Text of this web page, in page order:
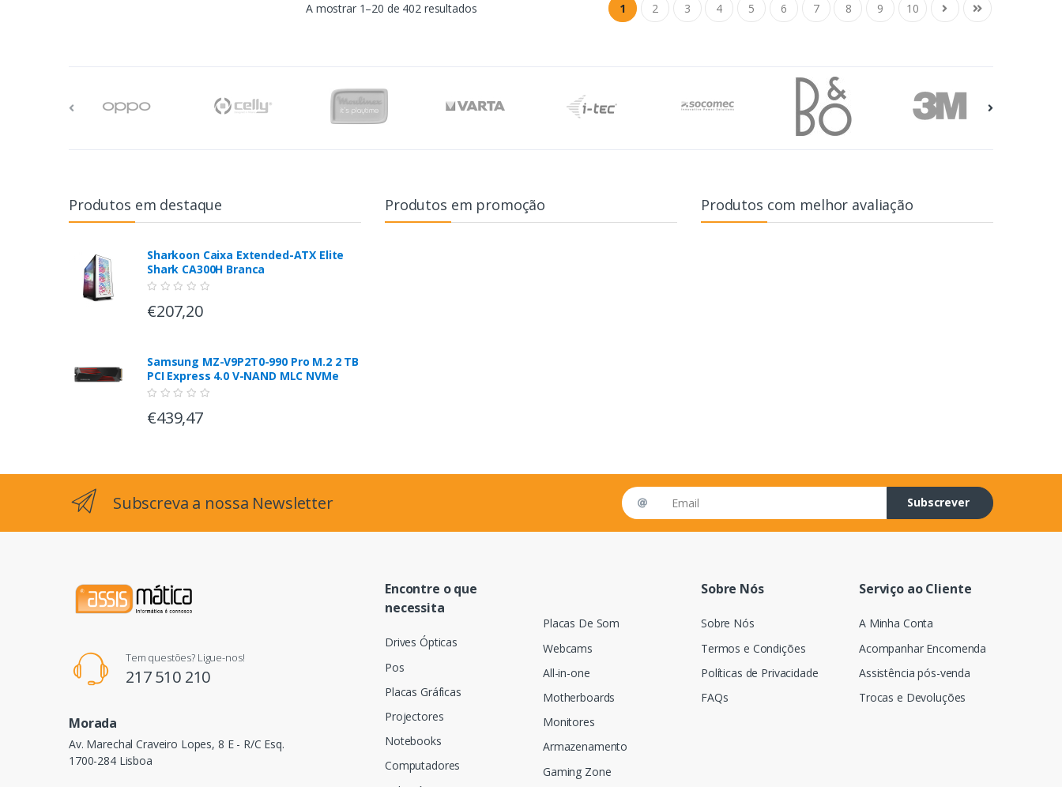
A mostrar 1–20 de 402 resultados 1 2 3 4 5 6 7 8 9 10
Produtos em destaque
Sharkoon Caixa Extended-ATX Elite
Shark CA300H Branca
€207,20
Samsung MZ-V9P2T0-990 Pro M.2 2 TB
PCI Express 4.0 V-NAND MLC NVMe
€439,47
Produtos em promoção Produtos com melhor avaliação
Subscreva a nossa Newsletter Email address
Subscrever
Tem questões? Ligue-nos!
217 510 210
Morada
Av. Marechal Craveiro Lopes, 8 E - R/C Esq.
1700-284 Lisboa
Encontre o que
necessita
Drives Ópticas
Pos
Placas Gráficas
Projectores
Notebooks
Computadores
Placas De Som
Webcams
All-in-one
Motherboards
Monitores
Armazenamento
Gaming Zone
Sobre Nós
Sobre Nós
Termos e Condições
Políticas de Privacidade
FAQs
Serviço ao Cliente
A Minha Conta
Acompanhar Encomenda
Assistência pós-venda
Trocas e Devoluções